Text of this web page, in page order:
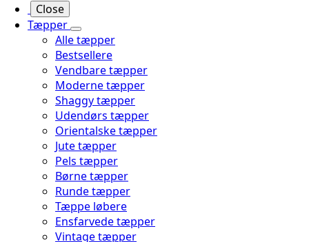
Close
Tæpper
Alle tæpper
Bestsellere
Vendbare tæpper
Moderne tæpper
Shaggy tæpper
Udendørs tæpper
Orientalske tæpper
Jute tæpper
Pels tæpper
Børne tæpper
Runde tæpper
Tæppe løbere
Ensfarvede tæpper
Vintage tæpper